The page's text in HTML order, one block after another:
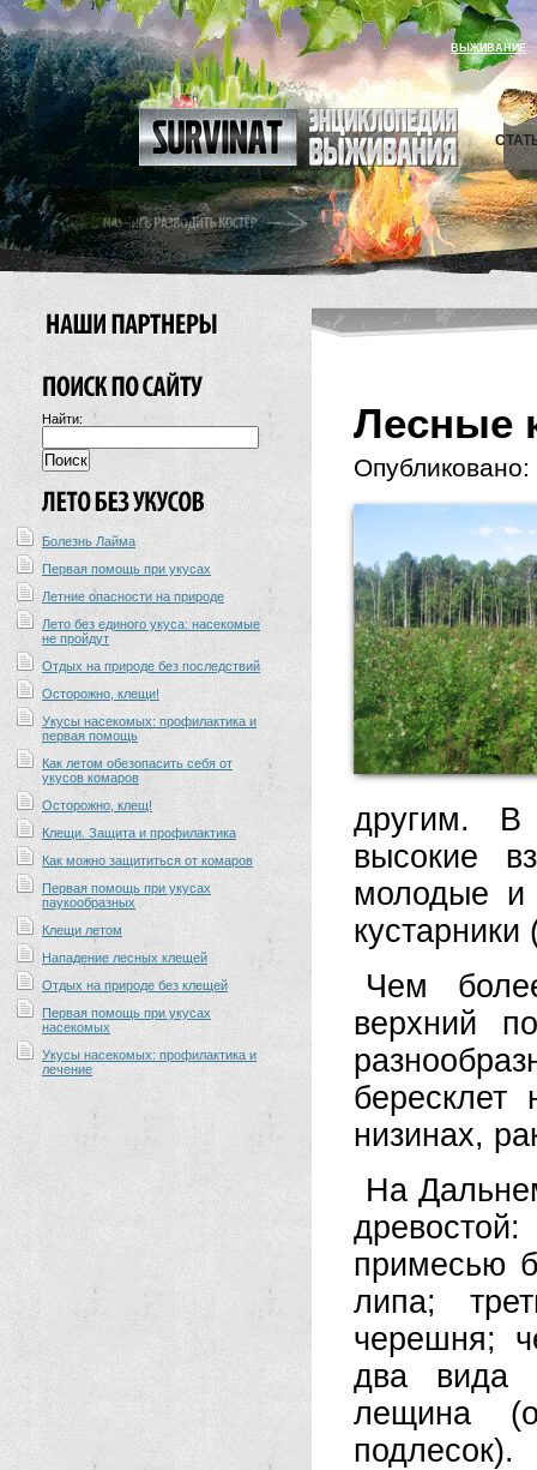
ВЫЖИВАНИЕ
Найти:
Болезнь Лайма
Первая помощь при укусах
Летние опасности на природе
Лето без единого укуса: насекомые
не пройдут
Отдых на природе без последствий
Осторожно, клещи!
Укусы насекомых: профилактика и
первая помощь
Как летом обезопасить себя от
укусов комаров
Осторожно, клещ!
Клещи. Защита и профилактика
Как можно защититься от комаров
Первая помощь при укусах
паукообразных
Клещи летом
Нападение лесных клещей
Отдых на природе без клещей
Первая помощь при укусах
насекомых
Укусы насекомых: профилактика и
лечение
Лесные
Опубликовано:
другим. В
высокие
молодые и
кустарники
Чем
верхний
низинах,
На
примесью
липа;
черешня;
два вида
лещина
подлесок).